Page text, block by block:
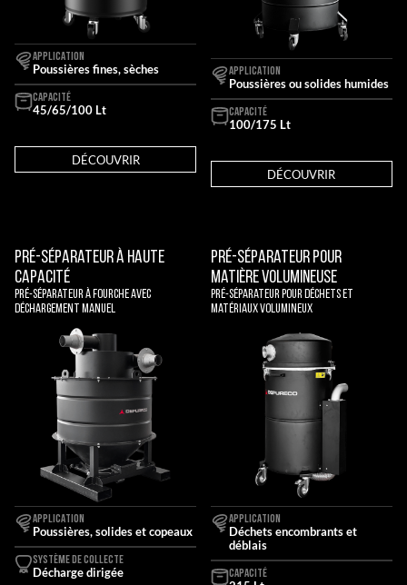
APPLICATION
Poussières fines, sèches
CAPACITÉ
45/65/100 Lt
DÉCOUVRIR
APPLICATION
Poussières ou solides humides
CAPACITÉ
100/175 Lt
DÉCOUVRIR
Pré-séparateur à haute
capacité
Pré-séparateur à fourche avec
déchargement manuel
APPLICATION
Poussières, solides et copeaux
SYSTÈME DE COLLECTE
Décharge dirigée
Pré-Séparateur Pour
Matière Volumineuse
Pré-séparateur pour déchets et
matériaux volumineux
APPLICATION
Déchets encombrants et
déblais
CAPACITÉ